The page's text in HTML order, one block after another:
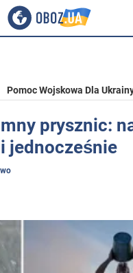
Pomoc Wojskowa Dla
prysznic:
jednocześnie